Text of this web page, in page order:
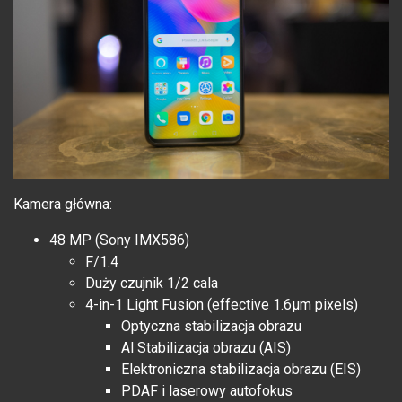
Kamera główna:
48 MP (Sony IMX586)
F/1.4
Duży czujnik 1/2 cala
4-in-1 Light Fusion (effective 1.6µm pixels)
Optyczna stabilizacja obrazu
Al Stabilizacja obrazu (AIS)
Elektroniczna stabilizacja obrazu (EIS)
PDAF i laserowy autofokus